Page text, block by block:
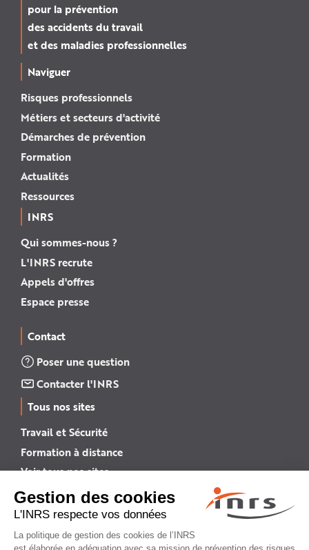
pour la prévention
des accidents du travail
et des maladies professionnelles
Naviguer
Risques professionnels
Métiers et secteurs d'activité
Démarches de prévention
Formation
Actualités
Ressources
INRS
Qui sommes-nous ?
L'INRS recrute
Appels d'offres
Espace presse
Contact
Poser une question
Contacter l'INRS
Tous nos sites
Travail et Sécurité
Formation à distance
Voir tous nos sites →
INRS English
INRS (english version)